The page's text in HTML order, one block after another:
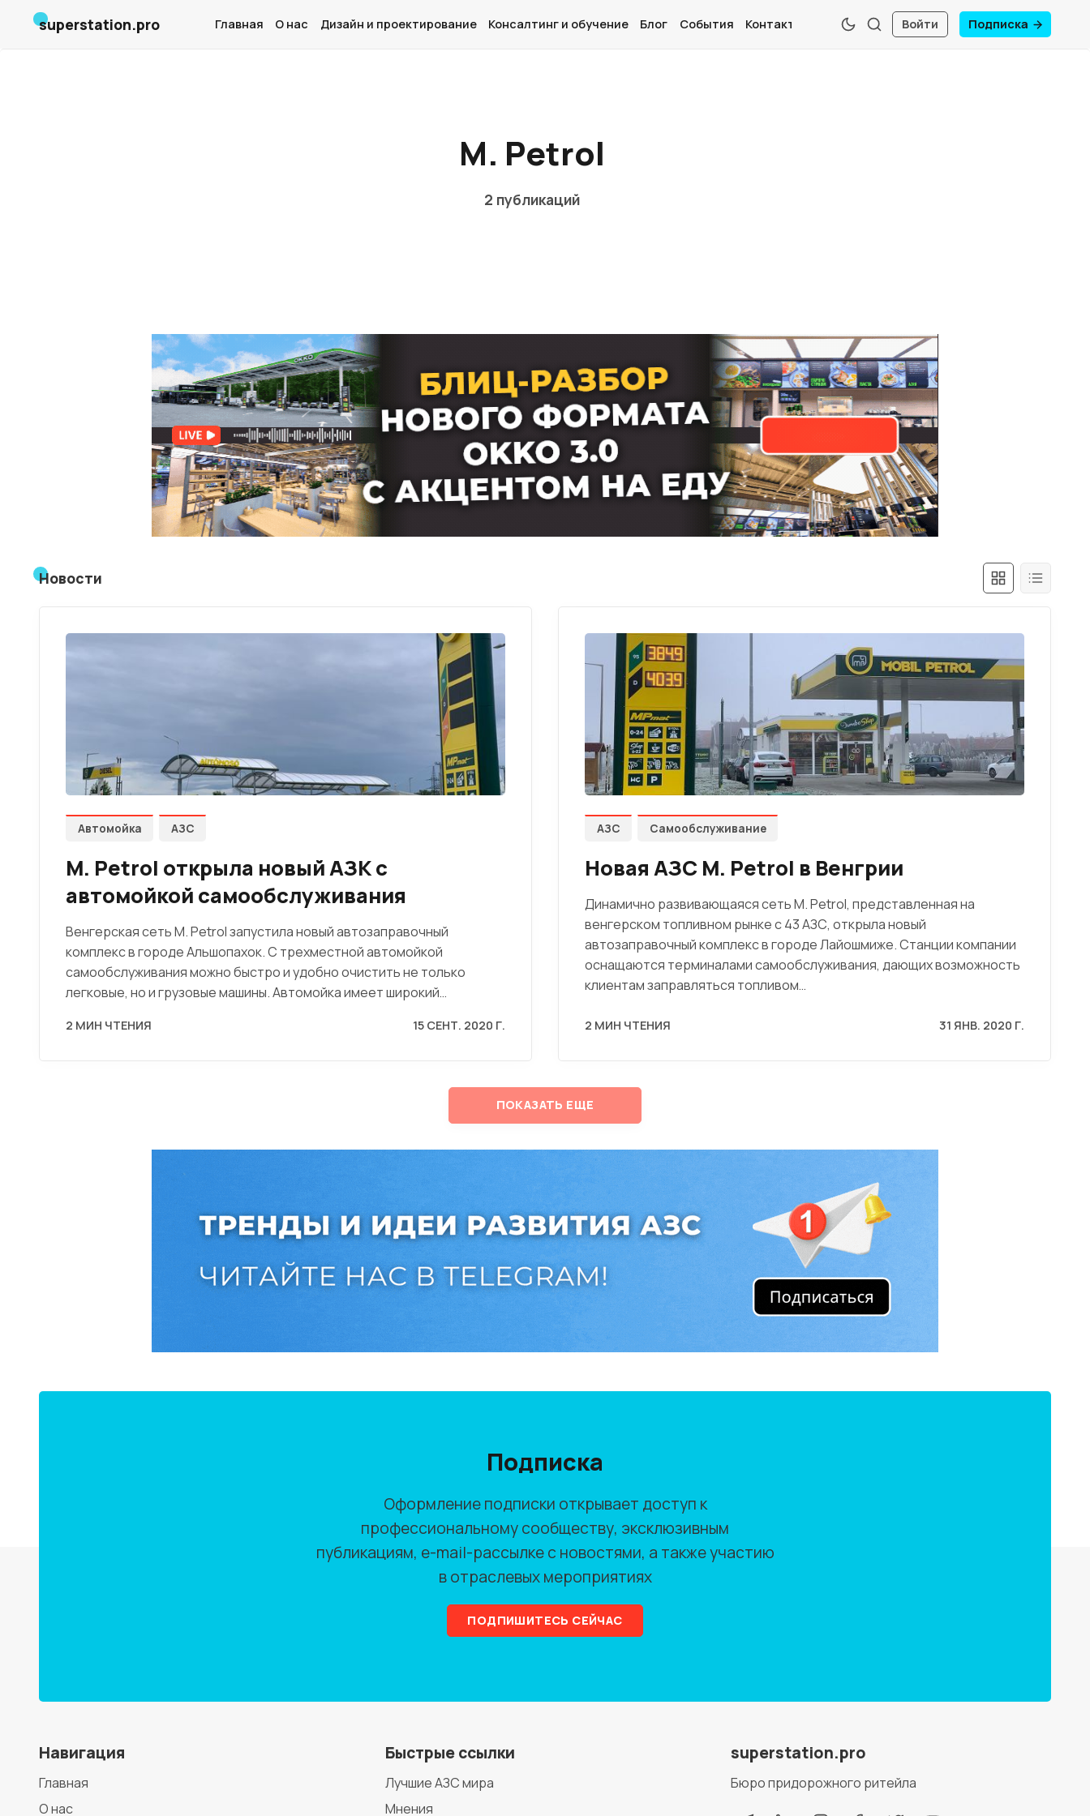
О нас
Мнения
Видео
Подписка
Условия использования материалов
Политика конфиденциальности и cookie
superstation.pro Главная О нас Дизайн и проектирование Консалтинг и обучение Блог События Контакты Войти Подписка
M. Petrol
2 публикаций
Новости
Автомойка АЗС
M. Petrol открыла новый АЗК с
автомойкой самообслуживания
Венгерская сеть M. Petrol запустила новый автозаправочный
комплекс в городе Альшопахок. С трехместной автомойкой
самообслуживания можно быстро и удобно очистить не только
легковые, но и грузовые машины. Автомойка имеет широкий…
2 МИН ЧТЕНИЯ 15 СЕНТ. 2020 Г.
АЗС Самообслуживание
Новая АЗС M. Petrol в Венгрии
Динамично развивающаяся сеть M. Petrol, представленная на
венгерском топливном рынке с 43 АЗС, открыла новый
автозаправочный комплекс в городе Лайошмиже. Станции компании
оснащаются терминалами самообслуживания, дающих возможность
клиентам заправляться топливом…
2 МИН ЧТЕНИЯ 31 ЯНВ. 2020 Г.
ПОКАЗАТЬ ЕЩЕ
Подписка
Оформление подписки открывает доступ к
профессиональному сообществу, эксклюзивным
публикациям, e-mail-рассылке с новостями, а также участию
в отраслевых мероприятиях
ПОДПИШИТЕСЬ СЕЙЧАС
Навигация
Главная
О нас
Быстрые ссылки
Лучшие АЗС мира
Мнения
superstation.pro
Бюро придорожного ритейла